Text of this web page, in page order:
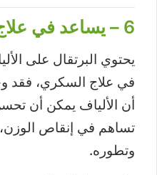
6 – يساعد في علاج السكري
يحتوي البرتقال على
في علاج السكري، فقد
أن الألياف يمكن أن
تساهم في إنقاص
وتطوره.